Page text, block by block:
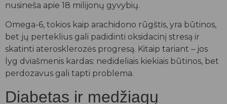
nusineša apie 18 milijonų gyvybių.
Omega-6, tokios kaip arachidono rūgštis, yra būtinos,
bet jų perteklius gali padidinti oksidacinį stresą ir
skatinti aterosklerozės progresą. Kitaip tariant – jos
lyg dviašmenis kardas: nedideliais kiekiais būtinos, bet
perdozavus gali tapti problema.
Diabetas ir medžiagų